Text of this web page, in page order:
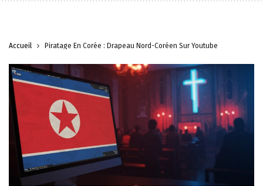
Accueil Piratage En Corée : Drapeau Nord-Coréen Sur Youtube